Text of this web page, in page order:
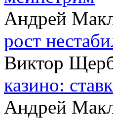
Андрей
рост
Виктор
казино:
Андрей